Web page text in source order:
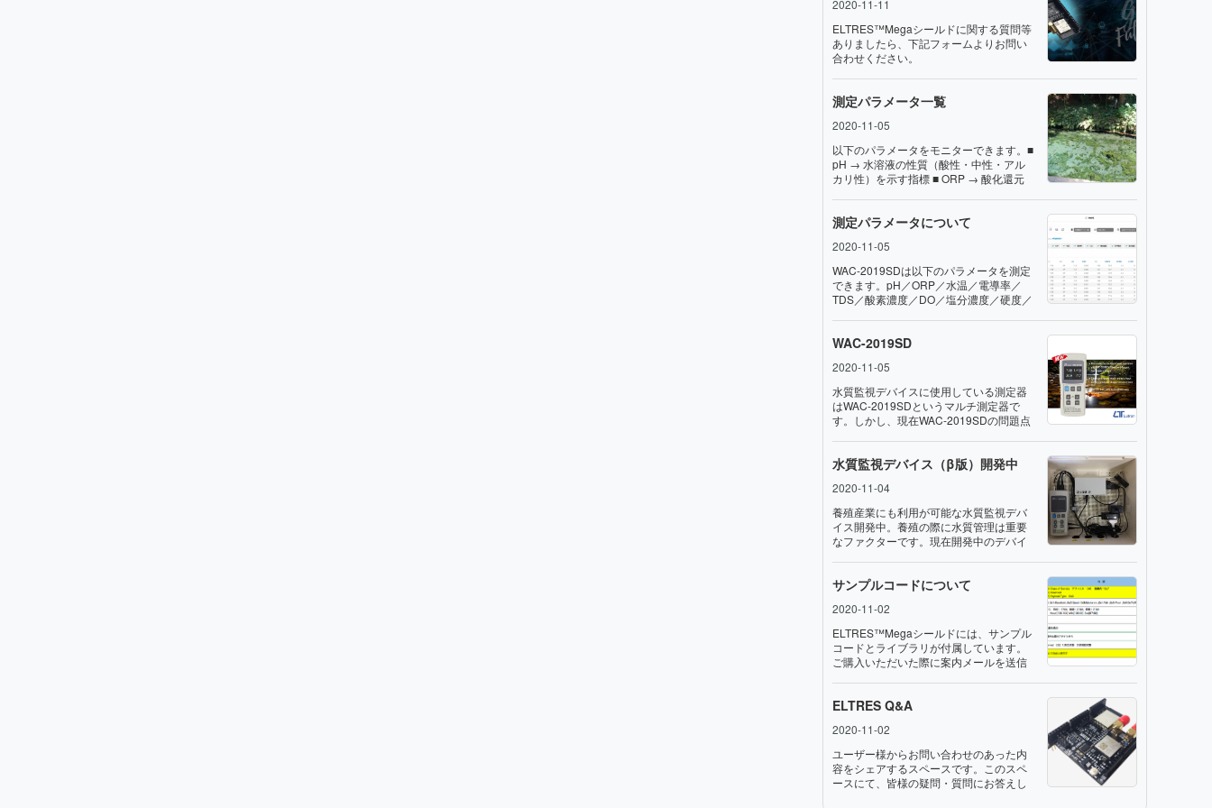
2020-11-11
ELTRES™️Megaシールドに関する質問等
ありましたら、下記フォームよりお問い
合わせください。
測定パラメータ一覧
2020-11-05
以下のパラメータをモニターできます。■
pH → 水溶液の性質（酸性・中性・アル
カリ性）を示す指標 ■ ORP → 酸化還元
度■ DO → 水中に溶け込んでいる酸素量■
指標■ TDS → 溶解性蒸発残留物質(不純
物)水の中に溶け込んだ無機塩類（主にカ
ルシウム、マグネシウム、カリウム、ナ
トリウム、重炭酸塩、塩化物、硫酸塩）
と水に溶解する有機物の濃度の総計を示
し、数値が低いものほど不純物が少ない
ことを意味します。■ 塩分濃度 → 電導率
にて換算■ 水質の硬度 → 電導率にて換算
■ 抵抗 → 電導率にて換算
測定パラメータについて
2020-11-05
WAC-2019SDは以下のパラメータを測定
できます。pH／ORP／水温／電導率／
TDS／酸素濃度／DO／塩分濃度／硬度／
です。
WAC-2019SD
2020-11-05
水質監視デバイスに使用している測定器
はWAC-2019SDというマルチ測定器で
す。しかし、現在WAC-2019SDの問題点
が入手できそうです。この問題点と
すると各種データにばらつきが出
る・・・というもの。各プローブ単体で
接続する場合は問題ないとのこと。ノイ
ズ対策はしっかりしていただきたいです
ね。
水質監視デバイス（β版）開発中
2020-11-04
養殖産業にも利用が可能な水質監視デバ
イス開発中。養殖の際に水質管理は重要
なファクターです。現在開発中のデバイ
ることが可能です。
サンプルコードについて
2020-11-02
ELTRES™️Megaシールドには、サンプル
コードとライブラリが付属しています。
ご購入いただいた際に案内メールを送信
ルコード名は simple_send_payload で
（128bit）をPNPSに送信します。LSB側
の32bitはユーザーにてご自由に使用する
ことが可能です。色々とチャレンジして
みてください。
ELTRES Q&A
2020-11-02
ユーザー様からお問い合わせのあった内
容をシェアするスペースです。このスペ
ースにて、皆様の疑問・質問にお答えし